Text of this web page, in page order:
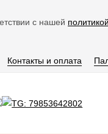
с нашей
Контакты и оплата